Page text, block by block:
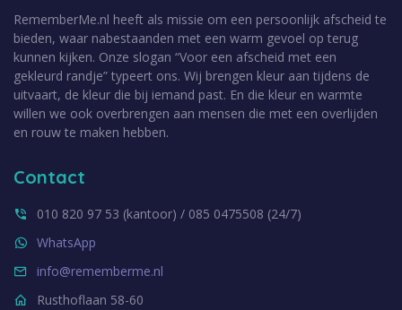
Contact
010 820 97 53 (kantoor) / 085 0475508 (24/7)
WhatsApp
info@rememberme.nl
Rusthoflaan 58-60
RememberMe.nl heeft als missie om een persoonlijk afscheid te
bieden, waar nabestaanden met een warm gevoel op terug
kunnen kijken. Onze slogan “Voor een afscheid met een
gekleurd randje” typeert ons. Wij brengen kleur aan tijdens de
uitvaart, de kleur die bij iemand past. En die kleur en warmte
willen we ook overbrengen aan mensen die met een overlijden
en rouw te maken hebben.